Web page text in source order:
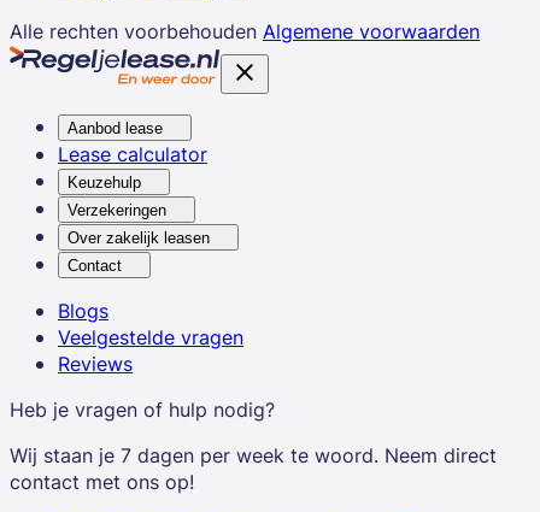
Alle rechten voorbehouden Algemene voorwaarden
Aanbod lease
Lease calculator
Keuzehulp
Verzekeringen
Over zakelijk leasen
Contact
Blogs
Veelgestelde vragen
Reviews
Heb je vragen of hulp nodig?
Wij staan je 7 dagen per week te woord. Neem direct
contact met ons op!